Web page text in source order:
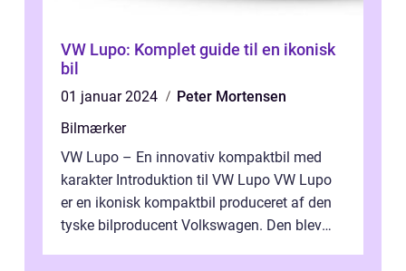
VW Lupo: Komplet guide til en ikonisk
bil
01 januar 2024
Peter Mortensen
Bilmærker
VW Lupo – En innovativ kompaktbil med
karakter Introduktion til VW Lupo VW Lupo
er en ikonisk kompaktbil produceret af den
tyske bilproducent Volkswagen. Den blev